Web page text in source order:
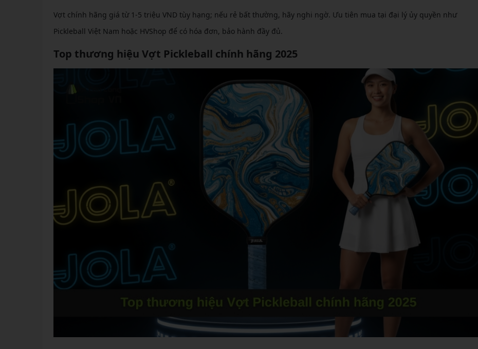
Vợt chính hãng giá từ 1-5 triệu VND tùy hạng; nếu rẻ bất thường, hãy nghi ngờ. Ưu tiên mua tại đại lý ủy quyền như
Pickleball Việt Nam hoặc HVShop để có hóa đơn, bảo hành đầy đủ.
Top thương hiệu Vợt Pickleball chính hãng 2025